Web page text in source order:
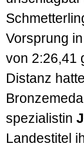
Vor­sprung
von 2:26,41
Distanz
spezialistin
Landes­titel